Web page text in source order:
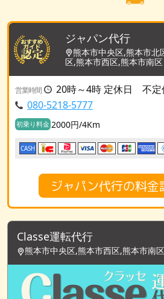
ジャパン代行
熊本市中央区,熊本市北
区,熊本市西区,熊本市南区
営業時間
20時～4時 定休日 不定
080-5218-5777
初乗り料金 2000円/4Km
CASH
ジャパン代行の料金
Classe運転代行
熊本市中央区,熊本市西区,熊本市南区